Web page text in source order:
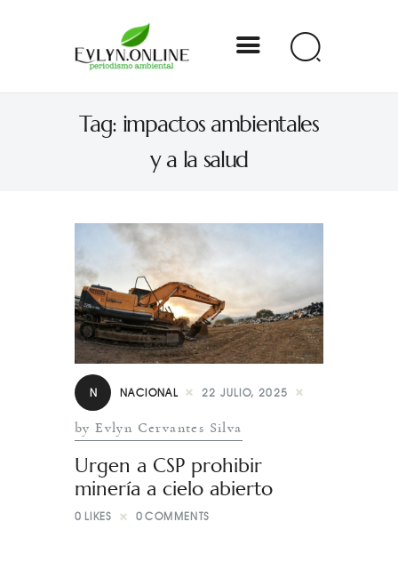
Tag: impactos ambientales
y a la salud
Evlyn Online
Periodismo para autogobernarse
Nacional
Estados
Especial
Opinión
N NACIONAL 22 JULIO, 2025
by Evlyn Cervantes Silva
Urgen a CSP prohibir
minería a cielo abierto
0 LIKES 0 COMMENTS